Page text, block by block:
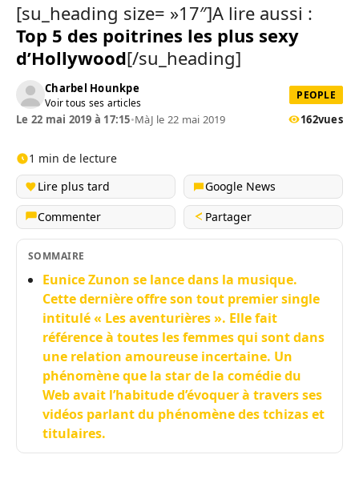
[su_heading size= »17″]A lire aussi :
Top 5 des poitrines les plus sexy
d’Hollywood[/su_heading]
Charbel Hounkpe
Voir tous ses articles
PEOPLE
Le 22 mai 2019 à 17:15•MàJ le 22 mai 2019 162vues
1 min de lecture
Lire plus tard
Google News
Commenter
Partager
SOMMAIRE
Eunice Zunon se lance dans la musique.
Cette dernière offre son tout premier single
intitulé « Les aventurières ». Elle fait
référence à toutes les femmes qui sont dans
une relation amoureuse incertaine. Un
phénomène que la star de la comédie du
Web avait l’habitude d’évoquer à travers ses
vidéos parlant du phénomène des tchizas et
titulaires.